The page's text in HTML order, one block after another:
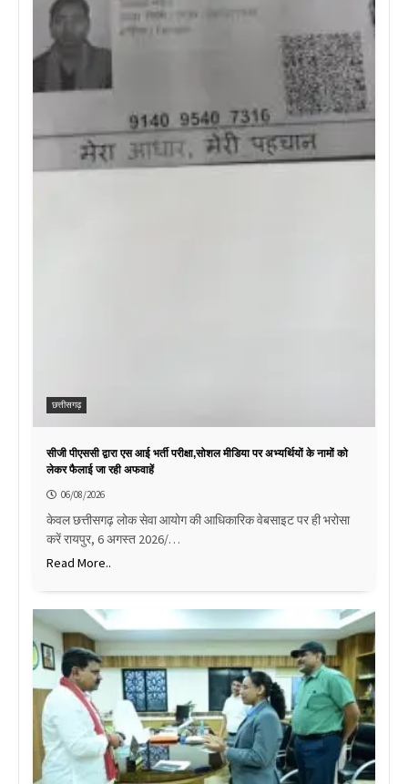
छत्तीसगढ़
सीजी पीएससी द्वारा एस आई भर्ती परीक्षा,सोशल मीडिया पर अभ्यर्थियों के नामों को
लेकर फैलाई जा रही अफवाहें
06/08/2026
केवल छत्तीसगढ़ लोक सेवा आयोग की आधिकारिक वेबसाइट पर ही भरोसा
करें रायपुर, 6 अगस्त 2026/…
Read More..